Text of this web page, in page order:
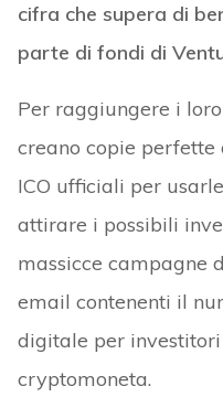
cifra che supera di
parte di fondi di
Per raggiungere i
creano copie
ICO ufficiali per
attirare i possibili
massicce campagne
email contenenti il
digitale per
cryptomoneta.